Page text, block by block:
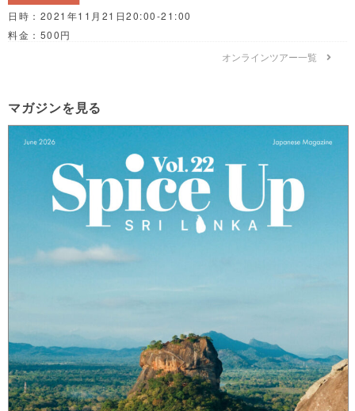
日時：2021年11月21日20:00-21:00
料金：500円
オンラインツアー一覧
マガジンを見る